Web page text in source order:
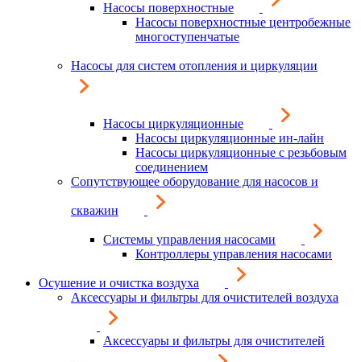
Насосы поверхностные
Насосы поверхностные центробежные
многоступенчатые
Насосы для систем отопления и циркуляции
Насосы циркуляционные
Насосы циркуляционные ин-лайн
Насосы циркуляционные с резьбовым
соединением
Сопутствующее оборудование для насосов и
скважин
Системы управления насосами
Контроллеры управления насосами
Осушение и очистка воздуха
Аксессуары и фильтры для очистителей воздуха
Аксессуары и фильтры для очистителей